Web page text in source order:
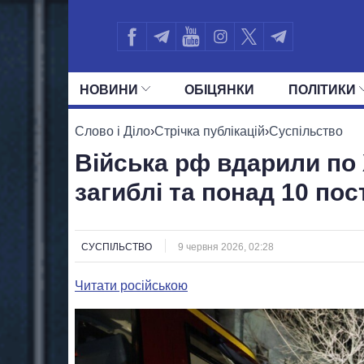
НОВИНИ ОБIЦЯНКИ ПОЛIТИКИ
УСІ ПОЛІТИКИ ПРЕЗИДЕНТ І ОФІС
Слово і Діло›Стрічка публікацій›Суспільство
Війська рф вдарили по
загиблі та понад 10
СУСПІЛЬСТВО 9 червня 2026, 02:28
Читати російською